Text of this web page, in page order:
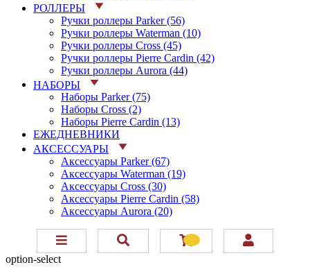
РОЛЛЕРЫ
Ручки роллеры Parker (56)
Ручки роллеры Waterman (10)
Ручки роллеры Cross (45)
Ручки роллеры Pierre Cardin (42)
Ручки роллеры Aurora (44)
НАБОРЫ
Наборы Parker (75)
Наборы Cross (2)
Наборы Pierre Cardin (13)
ЕЖЕДНЕВНИКИ
АКСЕССУАРЫ
Аксессуары Parker (67)
Аксессуары Waterman (19)
Аксессуары Cross (30)
Аксессуары Pierre Cardin (58)
Аксессуары Aurora (20)
option-select